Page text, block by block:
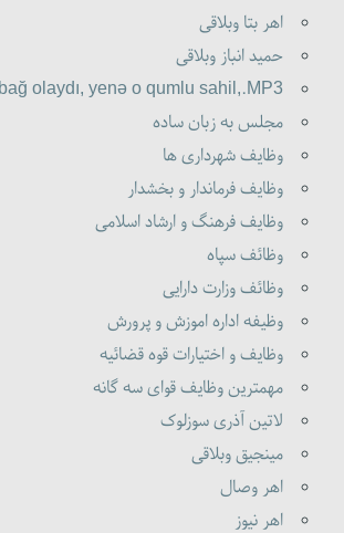
اهر بتا وبلاقی
حمید انباز وبلاقی
olaydı, yenə o qumlu sahil,.MP3
مجلس به زبان ساده
وظایف شهرداری ها
وظایف فرماندار و بخشدار
وظایف فرهنگ و ارشاد اسلامی
وظائف سپاه
وظائف وزارت دارایی
وظیفه اداره اموزش و پرورش
وظایف و اختیارات قوه قضائیه
مهمترین وظایف قوای سه گانه
لاتین آذری سوزلوک
مینجیق وبلاقی
اهر وصال
اهر نیوز